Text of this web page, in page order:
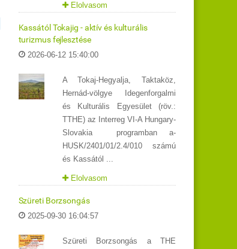
Elolvasom
Kassától Tokajig - aktív és kulturális
turizmus fejlesztése
2026-06-12 15:40:00
A Tokaj-Hegyalja, Taktaköz,
Hernád-völgye Idegenforgalmi
és Kulturális Egyesület (röv.:
TTHE) az Interreg VI-A Hungary-
Slovakia programban a-
HUSK/2401/01/2.4/010 számú
és Kassától ...
Elolvasom
Szüreti Borzsongás
2025-09-30 16:04:57
Szüreti Borzsongás a THE